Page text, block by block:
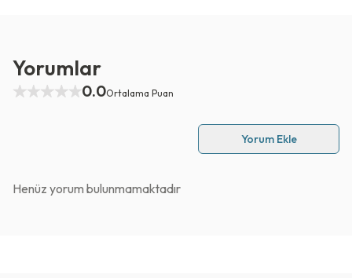
Yorumlar
0.0Ortalama Puan
Yorum Ekle
Henüz yorum bulunmamaktadır